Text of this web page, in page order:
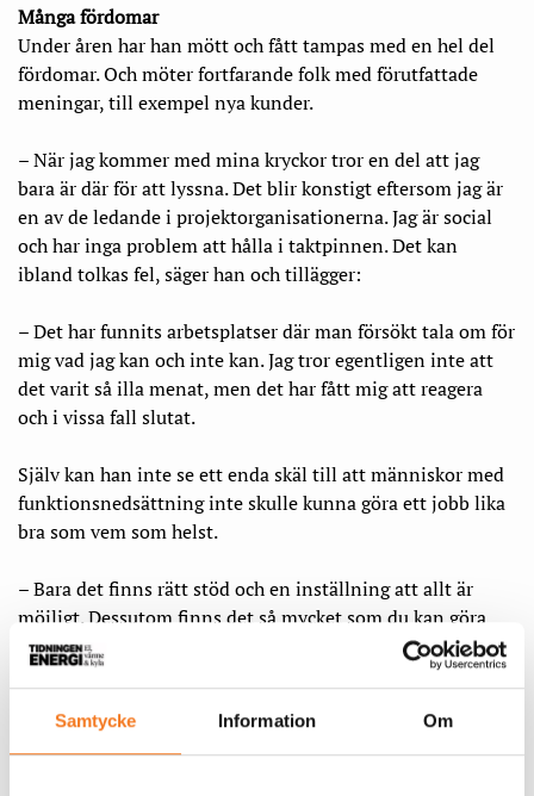
Samtycke Information Om
Många fördomar
Under åren har han mött och fått tampas med en hel del
fördomar. Och möter fortfarande folk med förutfattade
meningar, till exempel nya kunder.
– När jag kommer med mina kryckor tror en del att jag
bara är där för att lyssna. Det blir konstigt eftersom jag är
en av de ledande i projektorganisationerna. Jag är social
och har inga problem att hålla i taktpinnen. Det kan
ibland tolkas fel, säger han och tillägger:
– Det har funnits arbetsplatser där man försökt tala om för
mig vad jag kan och inte kan. Jag tror egentligen inte att
det varit så illa menat, men det har fått mig att reagera
och i vissa fall slutat.
Själv kan han inte se ett enda skäl till att människor med
funktionsnedsättning inte skulle kunna göra ett jobb lika
bra som vem som helst.
– Bara det finns rätt stöd och en inställning att allt är
möjligt. Dessutom finns det så mycket som du kan göra
bakom skrivbordet och på Teams. Förutfattande meningar
ska bara bort.